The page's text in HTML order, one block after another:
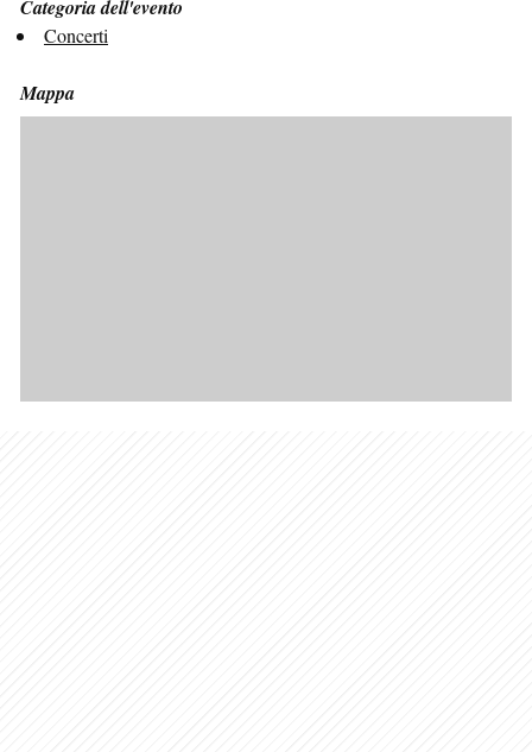
Categoria dell'evento
Concerti
Mappa